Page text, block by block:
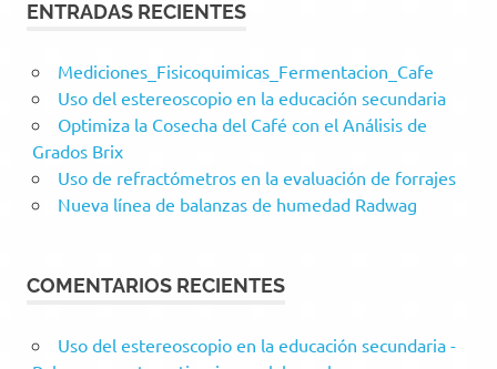
ENTRADAS RECIENTES
Mediciones_Fisicoquimicas_Fermentacion_Cafe
Uso del estereoscopio en la educación secundaria
Optimiza la Cosecha del Café con el Análisis de
Grados Brix
Uso de refractómetros en la evaluación de forrajes
Nueva línea de balanzas de humedad Radwag
COMENTARIOS RECIENTES
Uso del estereoscopio en la educación secundaria -